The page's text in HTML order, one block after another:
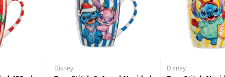
Disney Disney